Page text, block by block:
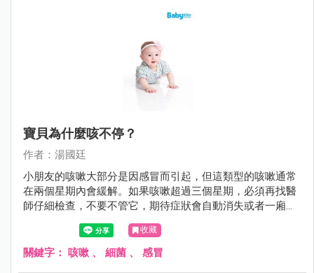
寶貝為什麼咳不停？
作者：湯國廷
小朋友的咳嗽大部分是因感冒而引起，但這類型的咳嗽通常
在兩個星期內會緩解。如果咳嗽超過三個星期，必須再找醫
師仔細檢查，不要不管它，期待症狀會自動消失或者一廂情
願的沿用舊的感冒藥。
收藏
關鍵字： 咳嗽 、 細菌 、 感冒